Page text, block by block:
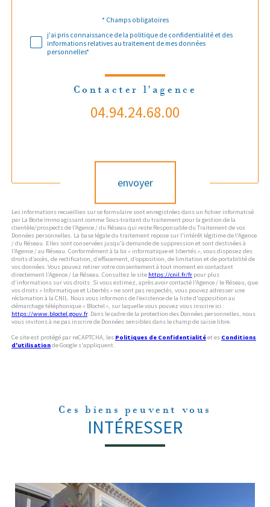
* Champs obligatoires
j'ai pris connaissance de la politique de confidentialité et des
informations relatives au traitement de mes données
personnelles*
Contacter l'agence
04.94.24.68.00
envoyer
Les informations recueillies sur ce formulaire sont enregistrées dans un fichier informatisé
par La Boite Immo agissant comme Sous-traitant du traitement pour la gestion de la
clientèle/prospects de l'Agence / du Réseau qui reste Responsable du Traitement de vos
Données personnelles. La base légale du traitement repose sur l'intérêt légitime de l'Agence
/ du Réseau. Elles sont conservées jusqu'à demande de suppression et sont destinées à
l'Agence / au Réseau. Conformément à la loi « informatique et libertés », vous disposez des
droits d’accès, de rectification, d’effacement, d’opposition, de limitation et de portabilité de
vos données. Vous pouvez retirer votre consentement à tout moment en contactant
directement l’Agence / Le Réseau. Consultez le site https://cnil.fr/fr pour plus
d’informations sur vos droits. Si vous estimez, après avoir contacté l'Agence / le Réseau, que
vos droits « Informatique et Libertés » ne sont pas respectés, vous pouvez adresser une
réclamation à la CNIL. Nous vous informons de l’existence de la liste d'opposition au
démarchage téléphonique « Bloctel », sur laquelle vous pouvez vous inscrire ici :
https://www.bloctel.gouv.fr. Dans le cadre de la protection des Données personnelles, nous
vous invitons à ne pas inscrire de Données sensibles dans le champ de saisie libre.
Ce site est protégé par reCAPTCHA, les Politiques de Confidentialitéet es Conditions
d'utilisationde Google s'appliquent.
Ces biens peuvent vous
INTÉRESSER